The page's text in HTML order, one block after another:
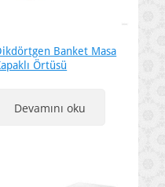
Banket Masa
Örtüsü
Devamını oku